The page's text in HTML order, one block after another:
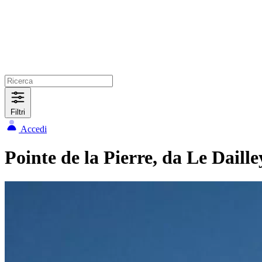
Filtri
Accedi
Pointe de la Pierre, da Le